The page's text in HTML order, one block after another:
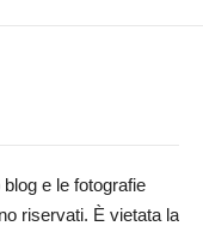
e le fotografie
riservati. È vietata la